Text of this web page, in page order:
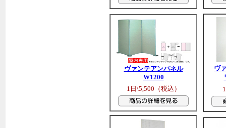
ヴァンテアンパネル
W1200
1日\5,500（税込）
ヴ